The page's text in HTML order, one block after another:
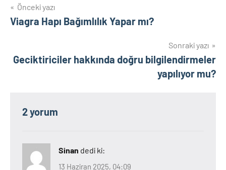
Yazı
gezinmesi
Önceki yazı
Viagra Hapı Bağımlılık Yapar mı?
Sonraki yazı
Geciktiriciler hakkında doğru bilgilendirmeler
yapılıyor mu?
2 yorum
Sinan dedi ki:
13 Haziran 2025, 04:09